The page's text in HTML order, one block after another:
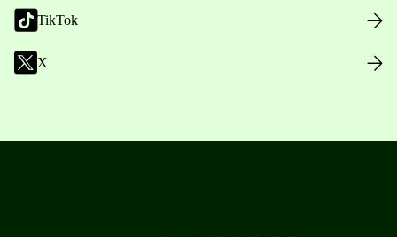
TikTok
X